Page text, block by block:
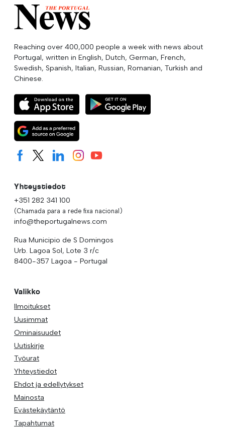
Reaching over 400,000 people a week with news about
Portugal, written in English, Dutch, German, French,
Swedish, Spanish, Italian, Russian, Romanian, Turkish and
Chinese.
Yhteystiedot
+351 282 341 100
(Chamada para a rede fixa nacional)
info@theportugalnews.com
Rua Municipio de S Domingos
Urb. Lagoa Sol, Lote 3 r/c
8400-357 Lagoa - Portugal
Valikko
Ilmoitukset
Uusimmat
Ominaisuudet
Uutiskirje
Työurat
Yhteystiedot
Ehdot ja edellytykset
Mainosta
Evästekäytäntö
Tapahtumat